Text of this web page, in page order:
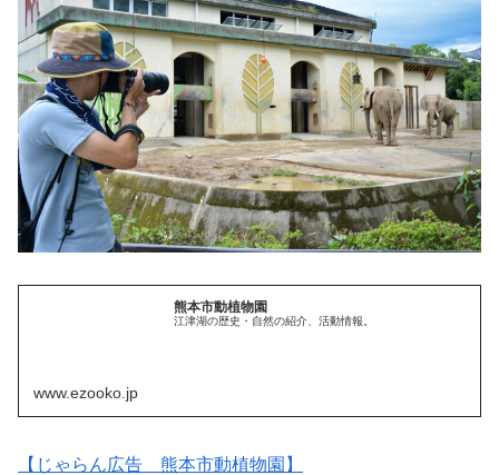
熊本市動植物園
江津湖の歴史・自然の紹介、活動情報。
www.ezooko.jp
【じゃらん広告 熊本市動植物園】